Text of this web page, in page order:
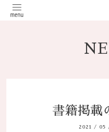
書籍掲載
2021 / 05